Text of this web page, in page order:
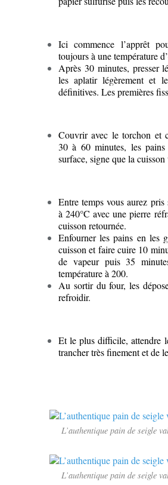
Ici commence l’apprêt
toujours à une température
Après 30 minutes, presser
les aplatir légèrement et
définitives. Les premières
Couvrir avec le torchon et
30 à 60 minutes, les
surface, signe que la
Entre temps vous aurez
à 240°C avec une pierre
cuisson retournée.
Enfourner les pains en les
cuisson et faire cuire 10
de vapeur puis 35
température à 200.
Au sortir du four, les
refroidir.
Et le plus difficile, attendre
trancher très finement et de
L’authentique pain de seigle
L’authentique pain de seigle